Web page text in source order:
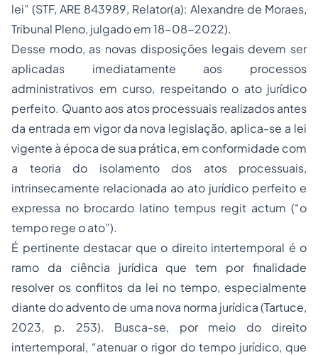
lei” (STF, ARE 843989, Relator(a): Alexandre de Moraes,
Tribunal Pleno, julgado em 18-08-2022).
Desse modo, as novas disposições legais devem ser
aplicadas imediatamente aos processos
administrativos em curso, respeitando o ato jurídico
perfeito. Quanto aos atos processuais realizados antes
da entrada em vigor da nova legislação, aplica-se a lei
vigente à época de sua prática, em conformidade com
a teoria do isolamento dos atos processuais,
intrinsecamente relacionada ao ato jurídico perfeito e
expressa no brocardo latino tempus regit actum (“o
tempo rege o ato”).
É pertinente destacar que o direito intertemporal é o
ramo da ciência jurídica que tem por finalidade
resolver os conflitos da lei no tempo, especialmente
diante do advento de uma nova norma jurídica (Tartuce,
2023, p. 253). Busca-se, por meio do direito
intertemporal, “atenuar o rigor do tempo jurídico, que